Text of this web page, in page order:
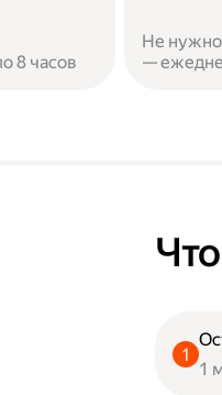
8 часов
Не нужно
—
1